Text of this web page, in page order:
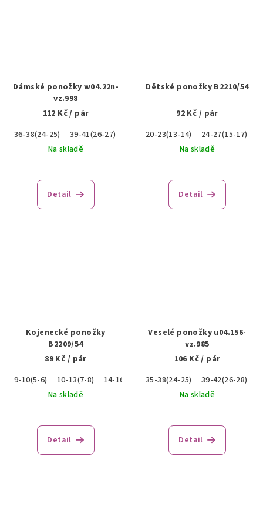
Dámské ponožky w04.22n-
vz.998
112 Kč/ pár
36-38(24-25)
39-41(26-27)
Na skladě
Detail
Dětské ponožky B2210/54
92 Kč / pár
20-23(13-14)
24-27(15-17)
Na skladě
Detail
Kojenecké ponožky
B2209/54
89 Kč / pár
9-10(5-6)
10-13(7-8) 14-16(9-10)
17-19(11-12)
Na skladě
Detail
Veselé ponožky u04.156-
vz.985
106 Kč/ pár
35-38(24-25)
39-42(26-28)
Na skladě
Detail